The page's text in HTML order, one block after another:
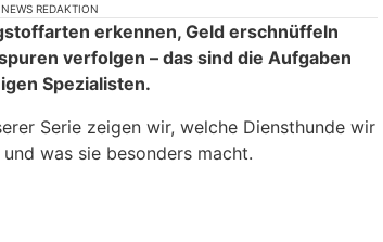
REDAKTION
erkennen, Geld erschnüffeln
verfolgen – das sind die Aufgaben
Spezialisten.
Serie zeigen wir, welche Diensthunde wir
was sie besonders macht.